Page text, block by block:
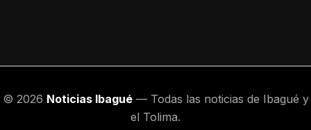
© 2026 Noticias Ibagué— Todas las noticias de Ibagué y
el Tolima.